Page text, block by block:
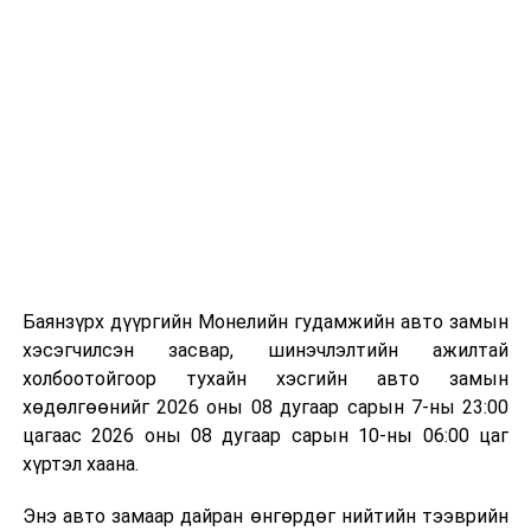
шалгаруулалтад оролцоно:
Монгол Улсын магадлан итгэмжлэгдсэн их,
дээд сургуулийн 1 дүгээр ангид 3.0-аас дээш
голч дүнтэй суралцаж байгаа;
ОХУ-ын их, дээд сургуулийн хэлний бэлтгэлд
амжилттай суралцаж байгаа болон онц, сайн
Баянзүрх дүүргийн Монелийн гудамжийн авто замын
хэсэгчилсэн засвар, шинэчлэлтийн ажилтай
холбоотойгоор тухайн хэсгийн авто замын
хөдөлгөөнийг 2026 оны 08 дугаар сарын 7-ны 23:00
цагаас 2026 оны 08 дугаар сарын 10-ны 06:00 цаг
хүртэл хаана.
Энэ авто замаар дайран өнгөрдөг нийтийн тээврийн